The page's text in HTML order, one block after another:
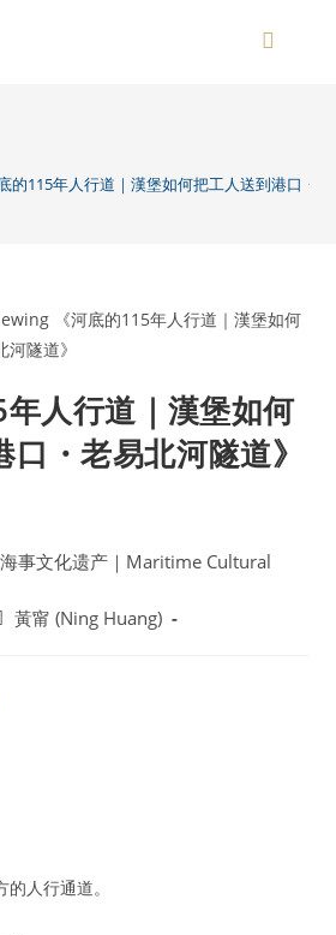
底的115年人行道｜漢堡如何把工人送到港口・
年人行道｜漢堡如何
・老易北河隧道》
事文化遗产｜Maritime Cultural
黃甯 (Ning Huang)
人行通道。